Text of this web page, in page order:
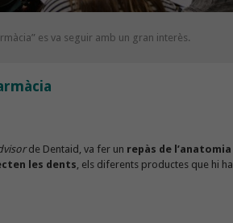
es va seguir amb un gran interès.
de Dentaid, va fer un repàs de l’anatomia
les dents , els diferents productes que hi ha